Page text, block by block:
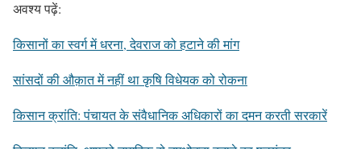
अवश्य पढ़ें:
किसानों का स्वर्ग में धरना, देवराज को हटाने की मांग
सांसदों की औक़ात में नहीं था कृषि विधेयक को रोकना
किसान क्रांति: पंचायत के संवैधानिक अधिकारों का दमन करती सरकारें